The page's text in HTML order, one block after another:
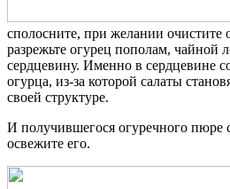
сполосните, при желании очистите
разрежьте огурец пополам, чайной
сердцевину. Именно в сердцевине
огурца, из-за которой салаты
своей структуре.
И получившегося огуречного пюре
освежите его.